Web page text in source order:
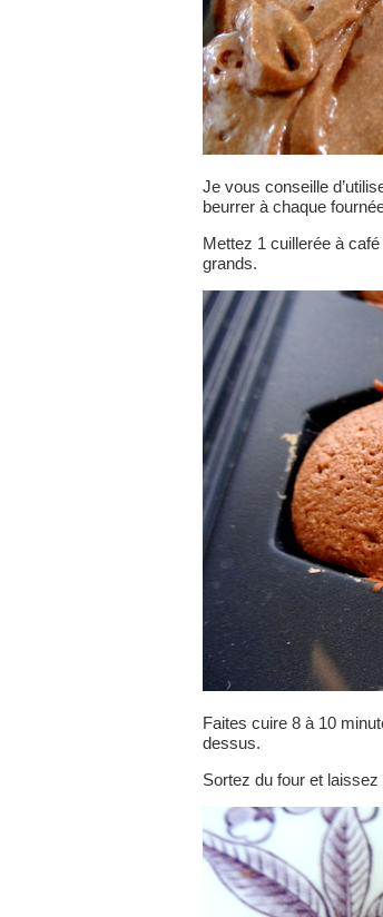
Je vous conseille
beurrer à chaque
Mettez 1 cuillerée à
grands.
Faites cuire 8 à 10
dessus.
Sortez du four et